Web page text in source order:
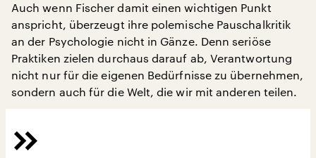
Auch wenn Fischer damit einen wichtigen Punkt
anspricht, überzeugt ihre polemische Pauschalkritik
an der Psychologie nicht in Gänze. Denn seriöse
Praktiken zielen durchaus darauf ab, Verantwortung
nicht nur für die eigenen Bedürfnisse zu übernehmen,
sondern auch für die Welt, die wir mit anderen teilen.